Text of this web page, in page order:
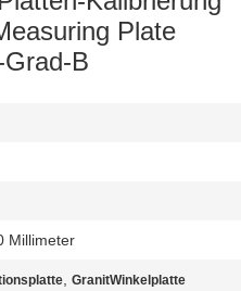
Plate
B
Millimeter
,GranitWinkelplatte